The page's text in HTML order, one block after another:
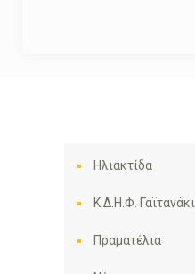
Ηλιακτίδα
Κ.Δ.Η.Φ. Γαϊτανάκι
Πραματέλια